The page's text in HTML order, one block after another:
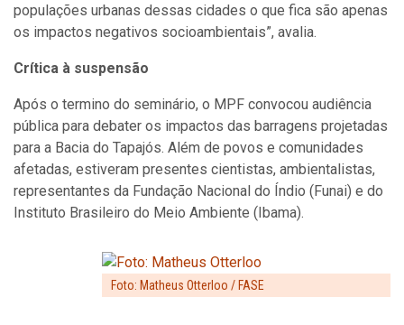
populações urbanas dessas cidades o que fica são apenas
os impactos negativos socioambientais”, avalia.
Crítica à suspensão
Após o termino do seminário, o MPF convocou audiência
pública para debater os impactos das barragens projetadas
para a Bacia do Tapajós. Além de povos e comunidades
afetadas, estiveram presentes cientistas, ambientalistas,
representantes da Fundação Nacional do Índio (Funai) e do
Instituto Brasileiro do Meio Ambiente (Ibama).
Foto: Matheus Otterloo / FASE